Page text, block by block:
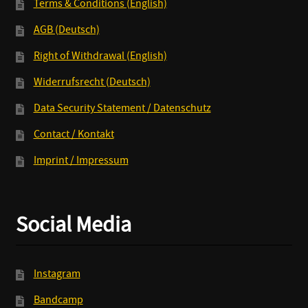
Terms & Conditions (English)
AGB (Deutsch)
Right of Withdrawal (English)
Widerrufsrecht (Deutsch)
Data Security Statement / Datenschutz
Contact / Kontakt
Imprint / Impressum
Social Media
Instagram
Bandcamp